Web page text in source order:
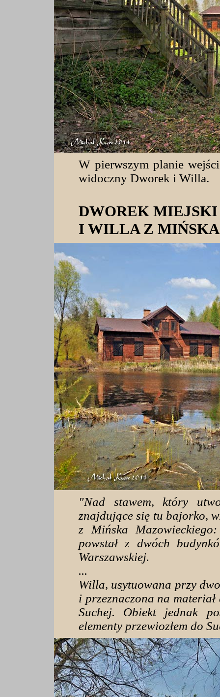
W pierwszym planie
widoczny Dworek i Willa.
DWOREK
I WILLA Z
"Nad stawem, który
znajdujące się tu bajorko,
z Mińska
powstał z dwóch
Warszawskiej.
...
Willa, usytuowana przy
i przeznaczona na
Suchej. Obiekt jednak
elementy przewiozłem do